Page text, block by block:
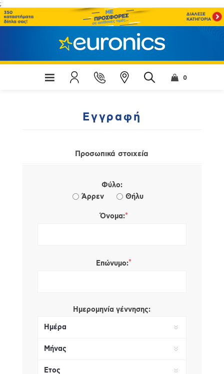
;
0
Εγγραφή
Προσωπικά στοιχεία
Φύλο:
Άρρεν
Θήλυ
Όνομα:*
Επώνυμο:*
Ημερομηνία γέννησης: